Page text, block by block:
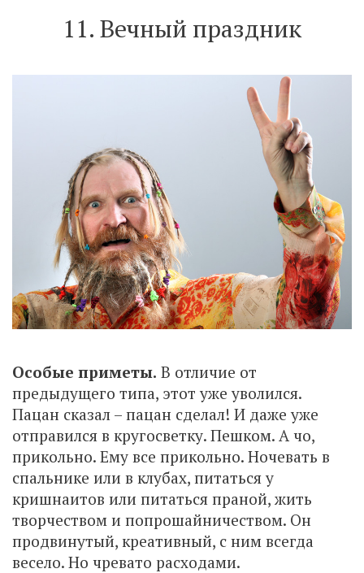
11. Вечный праздник
Особые приметы. В отличие от
предыдущего типа, этот уже уволился.
Пацан сказал – пацан сделал! И даже уже
отправился в кругосветку. Пешком. А чо,
прикольно. Ему все прикольно. Ночевать в
спальнике или в клубах, питаться у
кришнаитов или питаться праной, жить
творчеством и попрошайничеством. Он
продвинутый, креативный, с ним всегда
весело. Но чревато расходами.